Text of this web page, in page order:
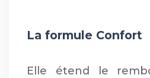
La formule Confort
Elle étend le